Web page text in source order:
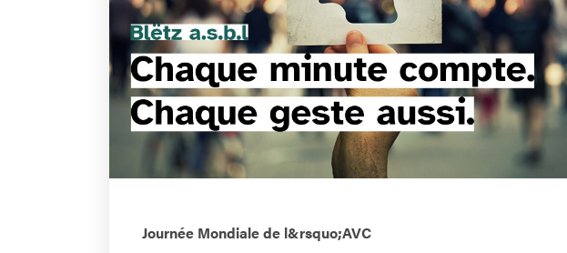
Journée Mondiale de l&rsquo;AVC